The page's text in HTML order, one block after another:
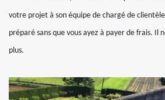
votre projet à son équipe de chargé de
préparé sans que vous ayez à payer de frais. Il
plus.